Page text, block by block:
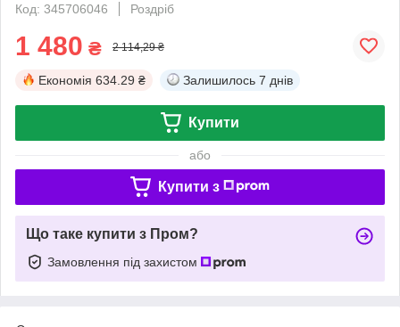
Код: 345706046
Роздріб
1 480 ₴ 2 114,29 ₴
Економія 634.29 ₴ Залишилось 7 днів
Купити
або
Купити з
Що таке купити з Пром?
Замовлення під захистом